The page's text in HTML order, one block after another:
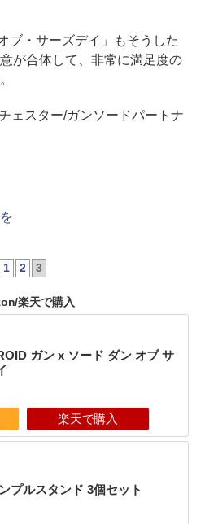
ブ・サーズデイ」もそうした
が合体して、非常に満足度の
ェスター/ガンソードパートナ
1 2 3
楽天で購入
ガン x ソード ダン オブ サ
楽天で購入
プルスタンド 3個セット